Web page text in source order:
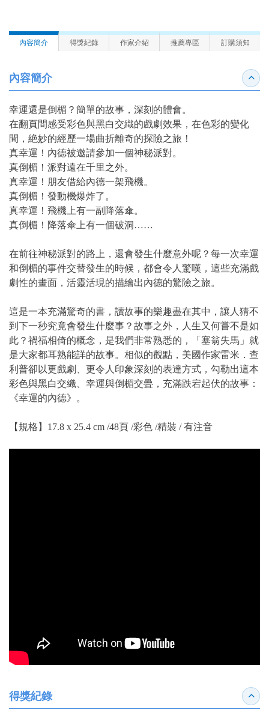
內容簡介 得獎紀錄 作家介紹 推薦專區 訂購須知
內容簡介 收合
幸運還是倒楣？簡單的故事，深刻的體會。
在翻頁間感受彩色與黑白交織的戲劇效果，在色彩的變化
間，絶妙的經歷一場曲折離奇的探險之旅！
真幸運！內德被邀請參加一個神秘派對。
真倒楣！派對遠在千里之外。
真幸運！朋友借給內德一架飛機。
真倒楣！發動機爆炸了。
真幸運！飛機上有一副降落傘。
真倒楣！降落傘上有一個破洞……
在前往神秘派對的路上，還會發生什麼意外呢？每一次幸運
和倒楣的事件交替發生的時候，都會令人驚嘆，這些充滿戲
劇性的畫面，活靈活現的描繪出內德的驚險之旅。
這是一本充滿驚奇的書，讀故事的樂趣盡在其中，讓人猜不
到下一秒究竟會發生什麼事？故事之外，人生又何嘗不是如
此？禍福相倚的概念，是我們非常熟悉的，「塞翁失馬」就
是大家都耳熟能詳的故事。相似的觀點，美國作家雷米．查
利普卻以更戲劇、更令人印象深刻的表達方式，勾勒出這本
彩色與黑白交織、幸運與倒楣交疊，充滿跌宕起伏的故事：
《幸運的內德》。
【規格】17.8 x 25.4 cm /48頁 /彩色 /精裝 / 有注音
得獎紀錄 收合